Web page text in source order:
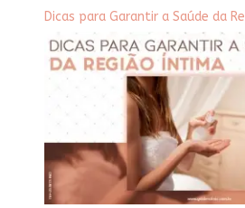
Dicas para Garantir a Saúde da